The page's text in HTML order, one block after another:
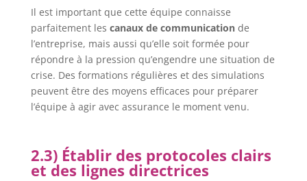
Il est important que cette équipe connaisse
parfaitement les canaux de communicationde
l’entreprise, mais aussi qu’elle soit formée pour
répondre à la pression qu’engendre une situation de
crise. Des formations régulières et des simulations
peuvent être des moyens efficaces pour préparer
l’équipe à agir avec assurance le moment venu.
2.3) Établir des protocoles clairs
et des lignes directrices